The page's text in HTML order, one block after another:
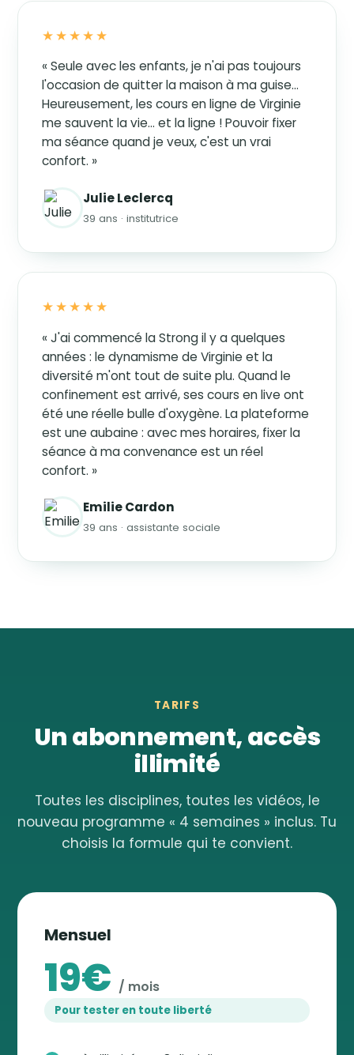
★★★★★
« Seule avec les enfants, je n'ai pas toujours
l'occasion de quitter la maison à ma guise…
Heureusement, les cours en ligne de Virginie
me sauvent la vie… et la ligne ! Pouvoir fixer
ma séance quand je veux, c'est un vrai
confort. »
Julie Leclercq
39 ans · institutrice
★★★★★
« J'ai commencé la Strong il y a quelques
années : le dynamisme de Virginie et la
diversité m'ont tout de suite plu. Quand le
confinement est arrivé, ses cours en live ont
été une réelle bulle d'oxygène. La plateforme
est une aubaine : avec mes horaires, fixer la
séance à ma convenance est un réel
confort. »
Emilie Cardon
39 ans · assistante sociale
TARIFS
Un abonnement, accès
illimité
Toutes les disciplines, toutes les vidéos, le
nouveau programme « 4 semaines » inclus. Tu
choisis la formule qui te convient.
Mensuel
19€ / mois
Pour tester en toute liberté